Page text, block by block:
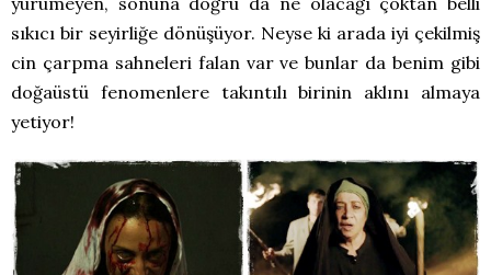
sıkıcı bir seyirliğe dönüşüyor. Neyse ki arada iyi çekilmiş
cin çarpma sahneleri falan var ve bunlar da benim gibi
doğaüstü fenomenlere takıntılı birinin aklını almaya
yetiyor!